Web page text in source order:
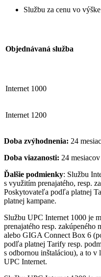
Službu za cenu vo
Objednávaná služba
Internet 1000
Internet 1200
Doba zvýhodnenia: 24
Doba viazanosti: 24
Ďalšie podmienky: Službu
s využitím prenajatého, resp.
Poskytovateľa podľa platnej
platnej kampane.
Službu UPC Internet 1000 je
prenajatého resp.
alebo GIGA Connect Box 6
podľa platnej Tarify resp.
s odbornou inštaláciou), a to
UPC Internet.